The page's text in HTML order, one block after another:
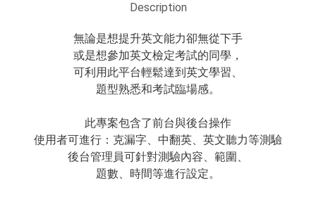
Description
無論是想提升英文能力卻無從下手
或是想參加英文檢定考試的同學，
可利用此平台輕鬆達到英文學習、
題型熟悉和考試臨場感。
此專案包含了前台與後台操作
使用者可進行：克漏字、中翻英、英文聽力等測驗
後台管理員可針對測驗內容、範圍、
題數、時間等進行設定。